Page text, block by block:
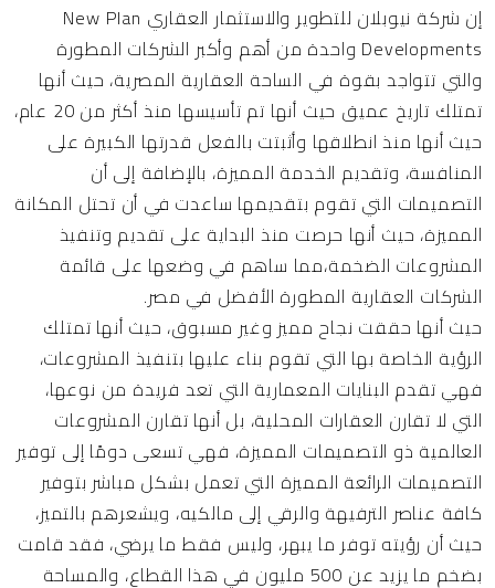
إن شركة نيوبلان للتطوير والاستثمار العقاري New Plan
Developments واحدة من أهم وأكبر الشركات المطورة
والتي تتواجد بقوة في الساحة العقارية المصرية، حيث أنها
تمتلك تاريخ عميق حيث أنها تم تأسيسها منذ أكثر من 20 عام،
حيث أنها منذ انطلاقها وأثبتت بالفعل قدرتها الكبيرة على
المنافسة، وتقديم الخدمة المميزة، بالإضافة إلى أن
التصميمات التي تقوم بتقديمها ساعدت في أن تحتل المكانة
المميزة، حيث أنها حرصت منذ البداية على تقديم وتنفيذ
المشروعات الضخمة،مما ساهم في وضعها على قائمة
الشركات العقارية المطورة الأفضل في مصر.
حيث أنها حققت نجاح مميز وغير مسبوق، حيث أنها تمتلك
الرؤية الخاصة بها التي تقوم بناء عليها بتنفيذ المشروعات،
فهي تقدم البنايات المعمارية التي تعد فريدة من نوعها،
التي لا تقارن العقارات المحلية، بل أنها تقارن المشروعات
العالمية ذو التصميمات المميزة، فهي تسعى دومًا إلى توفير
التصميمات الرائعة المميزة التي تعمل بشكل مباشر بتوفير
كافة عناصر الترفيهة والرقي إلى مالكيه، ويشعرهم بالتميز،
حيث أن رؤيته توفر ما يبهر، وليس فقط ما يرضي، فقد قامت
بضخم ما يزيد عن 500 مليون في هذا القطاع، والمساحة